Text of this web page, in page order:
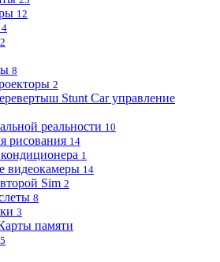
12
4
2
8
2
Stunt Car управление
реальности 10
рисования 14
1
видеокамеры 14
Sim 2
8
3
памяти